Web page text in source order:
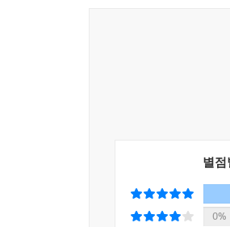
역시 두루 탁월하다. 주
선사한다. ‘꿈’과 ‘용기’
문장처럼, 작가는 작품
넘어가자고 손 내민다.
우리 앞에 도착한 세 청
집단 사회 속에도 ‘당연
상상하는 우리의 사고방
『파도의 아이들』은 북
“우리가 결정하지 않은
성장해 나가고 있을 모든
별점
0%